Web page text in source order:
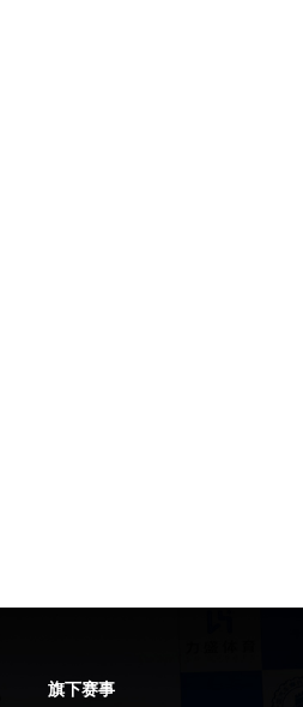
旗下赛事